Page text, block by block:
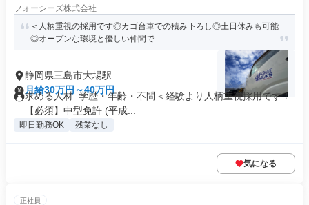
フォーシーズ株式会社
＜人柄重視の採用です◎カゴ台車での積み下ろし◎土日休みも可能
◎オープンな環境と優しい仲間で...
静岡県三島市大場駅
月給30万円～40万円
求める人材: 学歴・年齢・不問＜経験より人柄重視採用です！
【必須】中型免許 (平成...
即日勤務OK 残業なし
気になる
正社員